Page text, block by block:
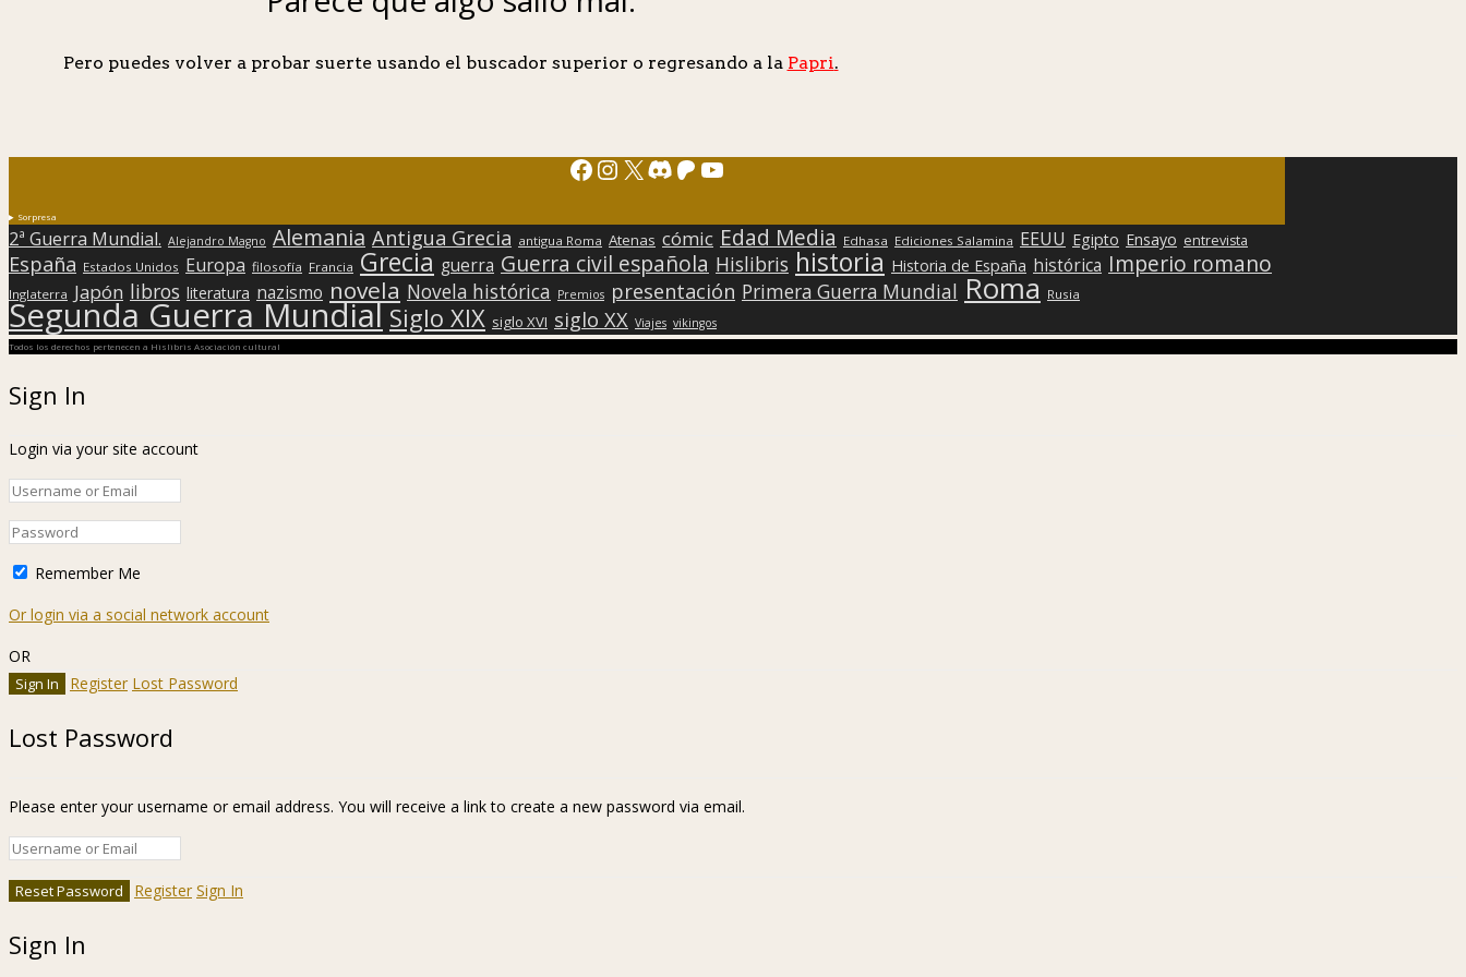
Pero puedes volver a probar suerte usando el buscador superior o regresando a la Papri.
Facebook
Instagram
X Discord
Patreon
YouTube
Sorpresa
2ª Guerra Mundial. Alejandro Magno Alemania Antigua Grecia antigua Roma Atenas cómic Edad Media Edhasa Ediciones Salamina EEUU Egipto Ensayo entrevista
España Estados Unidos Europa filosofía Francia Grecia guerra Guerra civil española Hislibris historia Historia de España histórica Imperio romano
Inglaterra Japón libros literatura nazismo novela Novela histórica Premios presentación Primera Guerra Mundial Roma Rusia
Segunda Guerra Mundial Siglo XIX siglo XVI siglo XX Viajes vikingos
Todos los derechos pertenecen a Hislibris Asociación cultural
Sign In
Login via your site account
Remember Me
Or login via a social network account
OR
Register Lost Password
Lost Password
Please enter your username or email address. You will receive a link to create a new password via email.
Register Sign In
Sign In